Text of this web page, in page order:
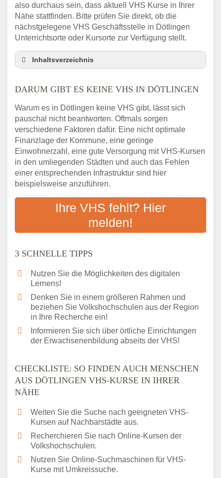
also durchaus sein, dass aktuell VHS Kurse in Ihrer
Nähe stattfinden. Bitte prüfen Sie direkt, ob die
nächstgelegene VHS Geschäftsstelle in Dötlingen
Unterrichtsorte oder Kursorte zur Verfügung stellt.
Inhaltsverzeichnis
3 schnelle Tipps
Dötlingen VHS-Kurse in Ihrer Nähe
Abendschule in der Region rund um
Dötlingen
VHS steht für Erwachsenenbildung
Online-Kurse: Alternative Angebote zum
VHS-Kurs
Vor- und Nachteile von Online-Kursen
Bildungsangeboten an
Das bundesweite Volkshochschulwesen
DARUM GIBT ES KEINE VHS IN DÖTLINGEN
Warum es in Dötlingen keine VHS gibt, lässt sich
pauschal nicht beantworten. Oftmals sorgen
verschiedene Faktoren dafür. Eine nicht optimale
Finanzlage der Kommune, eine geringe
Einwohnerzahl, eine gute Versorgung mit VHS-Kursen
in den umliegenden Städten und auch das Fehlen
einer entsprechenden Infrastruktur sind hier
beispielsweise anzuführen.
Ihre VHS fehlt? Hier
melden!
3 SCHNELLE TIPPS
Nutzen Sie die Möglichkeiten des digitalen
Lernens!
Denken Sie in einem größeren Rahmen und
beziehen Sie Volkshochschulen aus der Region
in Ihre Recherche ein!
Informieren Sie sich über örtliche Einrichtungen
der Erwachsenenbildung abseits der VHS!
CHECKLISTE: SO FINDEN AUCH MENSCHEN
AUS DÖTLINGEN VHS-KURSE IN IHRER
NÄHE
Weiten Sie die Suche nach geeigneten VHS-
Kursen auf Nachbarstädte aus.
Recherchieren Sie nach Online-Kursen der
Volkshochschulen.
Nutzen Sie Online-Suchmaschinen für VHS-
Kurse mit Umkreissuche.